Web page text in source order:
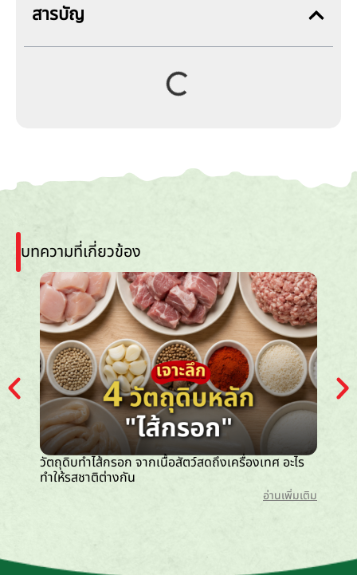
สารบัญ
บทความที่เกี่ยวข้อง
วัตถุดิบทำไส้กรอก จากเนื้อสัตว์สดถึงเครื่องเทศ อะไร
ทำให้รสชาติต่างกัน
อ่านเพิ่มเติม